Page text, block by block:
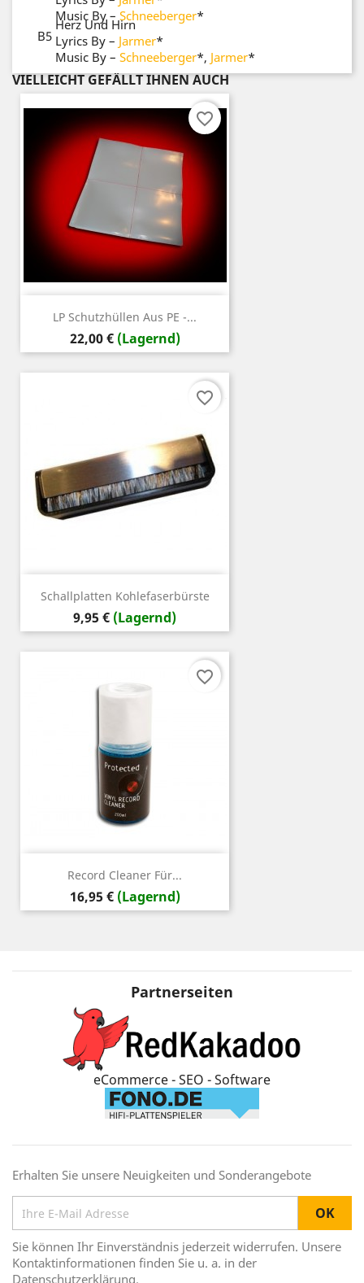
Music By– Schneeberger*
B5
Herz Und Hirn
Lyrics By – Jarmer*
Music By – Schneeberger*, Jarmer*
VIELLEICHT GEFÄLLT IHNEN AUCH
LP Schutzhüllen Aus PE -...
Preis
22,00 € (Lagernd)
favorite_border
Schallplatten Kohlefaserbürste
Preis
9,95 € (Lagernd)
favorite_border
Record Cleaner Für...
Preis
16,95 € (Lagernd)
favorite_border
Partnerseiten
eCommerce - SEO - Software
Erhalten Sie unsere Neuigkeiten und Sonderangebote
Sie können Ihr Einverständnis jederzeit widerrufen. Unsere
Kontaktinformationen finden Sie u. a. in der
Datenschutzerklärung.